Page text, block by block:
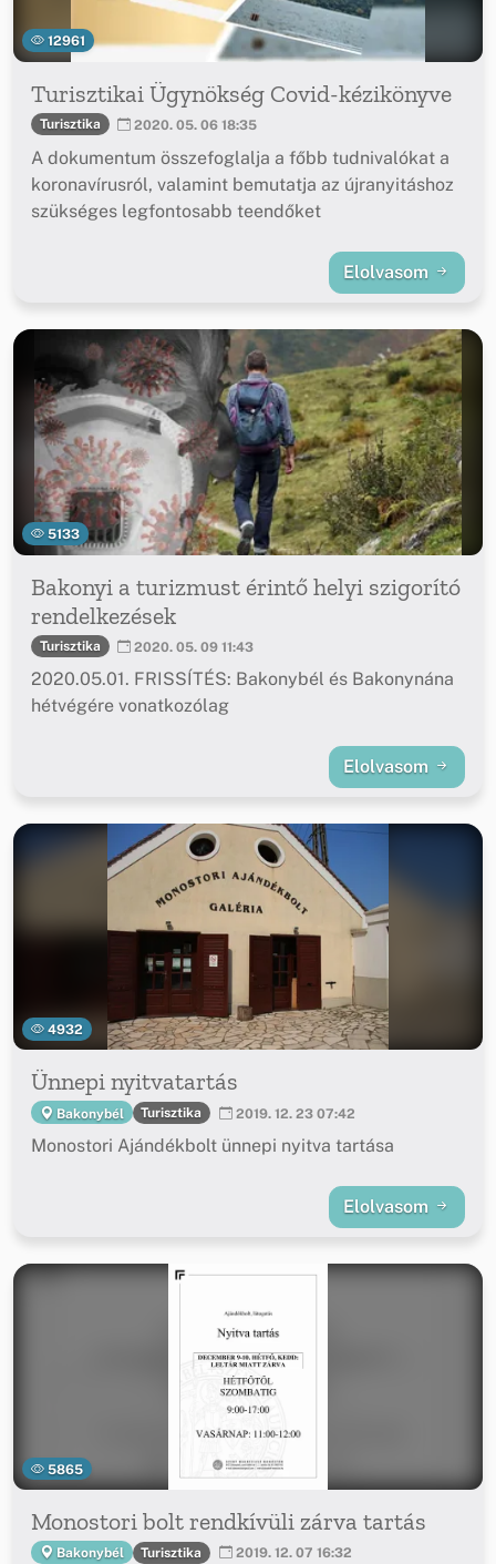
12961
Turisztikai Ügynökség Covid-kézikönyve
Turisztika 2020. 05. 06 18:35
A dokumentum összefoglalja a főbb tudnivalókat a
koronavírusról, valamint bemutatja az újranyitáshoz
szükséges legfontosabb teendőket
Elolvasom
5133
Bakonyi a turizmust érintő helyi szigorító
rendelkezések
Turisztika 2020. 05. 09 11:43
2020.05.01. FRISSÍTÉS: Bakonybél és Bakonynána
hétvégére vonatkozólag
Elolvasom
4932
Ünnepi nyitvatartás
Bakonybél Turisztika 2019. 12. 23 07:42
Monostori Ajándékbolt ünnepi nyitva tartása
Elolvasom
5865
Monostori bolt rendkívüli zárva tartás
Bakonybél Turisztika 2019. 12. 07 16:32